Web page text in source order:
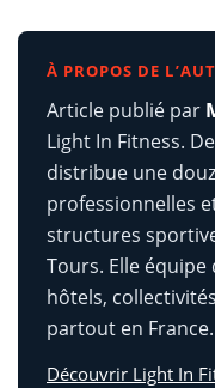
À PROPOS DE
Article publié par
Light In Fitness.
distribue une
professionnelles
structures
Tours. Elle équipe
hôtels,
partout en France.
Découvrir Light In